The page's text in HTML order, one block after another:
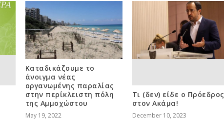
Καταδικάζουμε το
άνοιγμα νέας
οργανωμένης παραλίας
στην περίκλειστη πόλη
της Αμμοχώστου
May 19, 2022
Τι (δεν) είδε ο Πρόεδρος
στον Ακάμα!
December 10, 2023